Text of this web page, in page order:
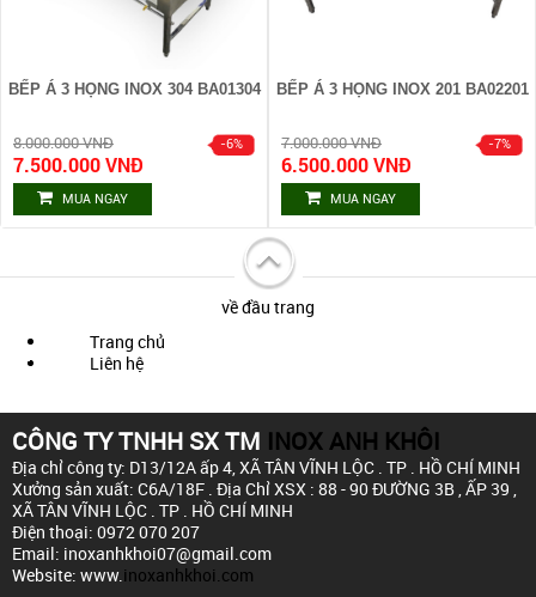
BẾP Á 3 HỌNG INOX 304 BA01304
8.000.000 VNĐ
7.500.000 VNĐ
MUA NGAY
BẾP Á 3 HỌNG INOX 201 BA02201
7.000.000 VNĐ
6.500.000 VNĐ
MUA NGAY
về đầu trang
Trang chủ
Liên hệ
CÔNG TY TNHH SX TM INOX ANH KHÔI
Địa chỉ công ty: D13/12A ấp 4, XÃ TÂN VĨNH LỘC . TP . HỒ CHÍ MINH
Xưởng sản xuất: C6A/18F . Địa Chỉ XSX : 88 - 90 ĐƯỜNG 3B , ẤP 39 ,
XÃ TÂN VĨNH LỘC . TP . HỒ CHÍ MINH
Điện thoại: 0972 070 207
Email: inoxanhkhoi07@gmail.com
Website: www. inoxanhkhoi.com